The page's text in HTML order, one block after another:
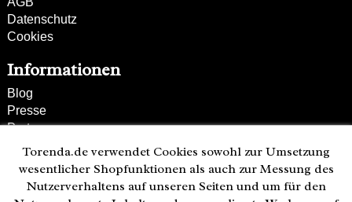
Datenschutz
Cookies
Informationen
Blog
Presse
Partner
Versand und Zahlung
Bestellung wiederrufen
Kunden-Hotline
Torenda.de verwendet Cookies sowohl zur Umsetzung
wesentlicher Shopfunktionen als auch zur Messung des
Nutzerverhaltens auf unseren Seiten und um für den